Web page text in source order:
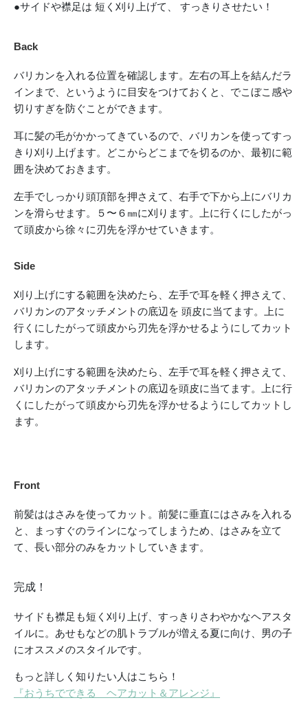
●サイドや襟足は 短く刈り上げて、 すっきりさせたい！
Back
バリカンを入れる位置を確認します。左右の耳上を結んだラ
インまで、というように目安をつけておくと、でこぼこ感や
切りすぎを防ぐことができます。
耳に髪の毛がかかってきているので、バリカンを使ってすっ
きり刈り上げます。どこからどこまでを切るのか、最初に範
囲を決めておきます。
左手でしっかり頭頂部を押さえて、右手で下から上にバリカ
ンを滑らせます。
５〜６㎜に刈ります。上に行くにしたがっ
て頭皮から徐々に刃先を浮かせていきます。
Side
刈り上げにする範囲を決めたら、左手で耳を軽く押さえて、
バリカンのアタッチメントの底辺を 頭皮に当てます。上に
行くにしたがって頭皮から刃先を浮かせるようにしてカット
します。
刈り上げにする範囲を決めたら、左手で耳を軽く押さえて、
バリカンのアタッチメントの底辺を頭皮に当てます。上に行
くにしたがって頭皮から刃先を浮かせるようにしてカットし
ます。
Front
前髪ははさみを使ってカット。前髪に垂直にはさみを入れる
と、まっすぐのラインになってしまうため、はさみを立て
て、長い部分のみをカットしていきます。
完成！
サイドも襟足も短く刈り上げ、すっきりさわやかなヘアスタ
イルに。あせもなどの肌トラブルが増える夏に向け、男の子
にオススメのスタイルです。
もっと詳しく知りたい人はこちら！
『おうちでできる ヘアカット＆アレンジ』